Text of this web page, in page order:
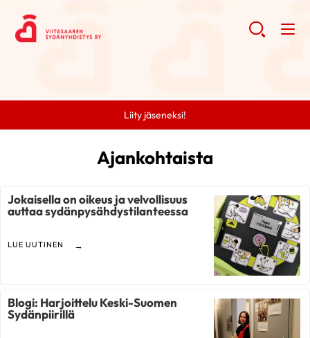
Liity jäseneksi!
Ajankohtaista
Jokaisella on oikeus ja velvollisuus
auttaa sydänpysähdystilanteessa
LUE UUTINEN
Blogi: Harjoittelu Keski-Suomen
Sydänpiirillä